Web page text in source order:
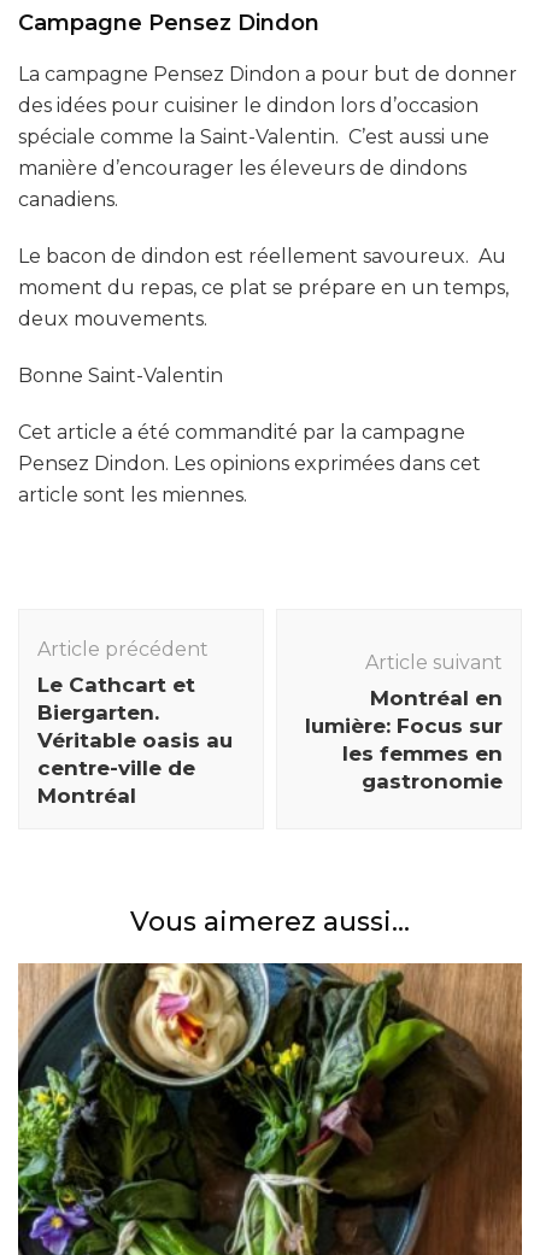
Campagne Pensez Dindon
La campagne Pensez Dindon a pour but de donner
des idées pour cuisiner le dindon lors d’occasion
spéciale comme la Saint-Valentin. C’est aussi une
manière d’encourager les éleveurs de dindons
canadiens.
Le bacon de dindon est réellement savoureux. Au
moment du repas, ce plat se prépare en un temps,
deux mouvements.
Bonne Saint-Valentin
Cet article a été commandité par la campagne
Pensez Dindon. Les opinions exprimées dans cet
article sont les miennes.
des
articles
Article précédent
Le Cathcart et
Biergarten.
Véritable oasis au
centre-ville de
Montréal
Article suivant
Montréal en
lumière: Focus sur
les femmes en
gastronomie
Vous aimerez aussi...